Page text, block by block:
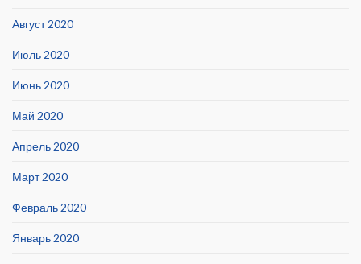
Август 2020
Июль 2020
Июнь 2020
Май 2020
Апрель 2020
Март 2020
Февраль 2020
Январь 2020